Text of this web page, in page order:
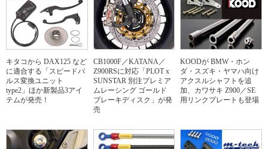
キタコから DAX125 など
に適合する「スピードパ
ルス変換ユニット
type2」ほか新製品3アイ
テムが発売！
CB1000F／KATANA／
Z900RSに対応「PLOT x
SUNSTAR 別注プレミア
ムレーシング ゴールド
ブレーキディスク」が発
売
KOODが BMW・ホン
ダ・スズキ・ヤマハ向け
アクスルシャフトを追
加、カワサキ Z900／SE
用リンクプレートも登場